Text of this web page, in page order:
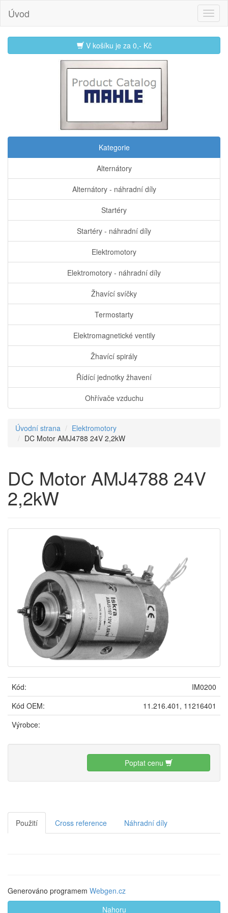
Úvod
V košíku je za 0,- Kč
Kategorie
Alternátory
Alternátory - náhradní díly
Startéry
Startéry - náhradní díly
Elektromotory
Elektromotory - náhradní díly
Žhavící svíčky
Termostarty
Elektromagnetické ventily
Žhavící spirály
Řídící jednotky žhavení
Ohřívače vzduchu
Úvodní strana
Elektromotory
DC Motor AMJ4788 24V 2,2kW
DC Motor AMJ4788 24V
2,2kW
Kód:
IM0200
Kód OEM:
11.216.401, 11216401
Výrobce:
Poptat cenu
Použití Cross reference Náhradní díly
Generováno programem Webgen.cz
Nahoru